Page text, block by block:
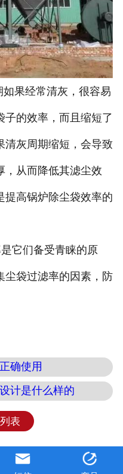
果经常清灰，很容易
子的效率，而且缩短了
清灰周期缩短，会导致
，从而降低其滤尘效
提高锅炉除尘袋效率的
它们备受青睐的原
尘袋过滤率的因素，防
确使用
计是什么样的
表